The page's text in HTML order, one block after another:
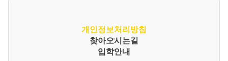
개인정보처리방침
찾아오시는길
입학안내